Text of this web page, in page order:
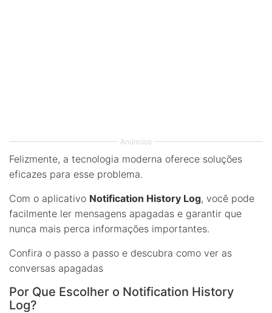
Anúncios
Felizmente, a tecnologia moderna oferece soluções
eficazes para esse problema.
Com o aplicativo Notification History Log, você pode
facilmente ler mensagens apagadas e garantir que
nunca mais perca informações importantes.
Confira o passo a passo e descubra como ver as
conversas apagadas
Por Que Escolher o Notification History
Log?